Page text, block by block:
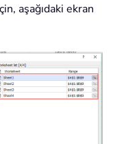
aşağıdaki ekran